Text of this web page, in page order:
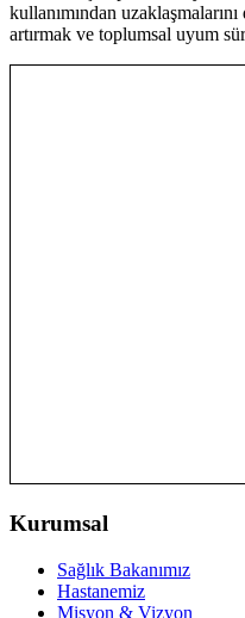
kullanımından
artırmak ve toplumsal uyum
Kurumsal
Sağlık Bakanımız
Hastanemiz
Misyon & Vizyon